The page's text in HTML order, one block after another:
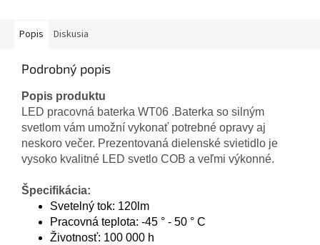
Popis Diskusia
Podrobný popis
Popis produktu
LED pracovná baterka WT06 .Baterka so silným
svetlom vám umožní vykonať potrebné opravy aj
neskoro večer. Prezentovaná dielenské svietidlo je
vysoko kvalitné LED svetlo COB a veľmi výkonné.
Špecifikácia:
Svetelný tok: 120lm
Pracovná teplota: -45 ° - 50 ° C
Životnosť: 100 000 h